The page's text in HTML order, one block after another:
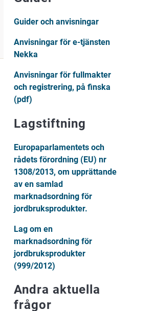
Guider och anvisningar
Anvisningar för e-tjänsten
Nekka
Anvisningar för fullmakter
och registrering, på finska
(pdf)
Lagstiftning
Europaparlamentets och
rådets förordning (EU) nr
1308/2013, om upprättande
av en samlad
marknadsordning för
jordbruksprodukter.
Lag om en
marknadsordning för
jordbruksprodukter
(999/2012)
Andra aktuella
frågor